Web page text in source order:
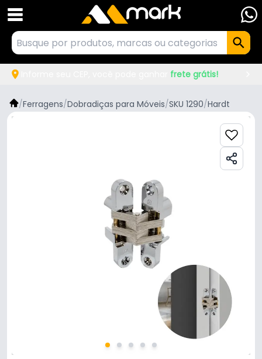
frete grátis!
/Ferragens/Dobradiças para Móveis/SKU 1290/Hardt